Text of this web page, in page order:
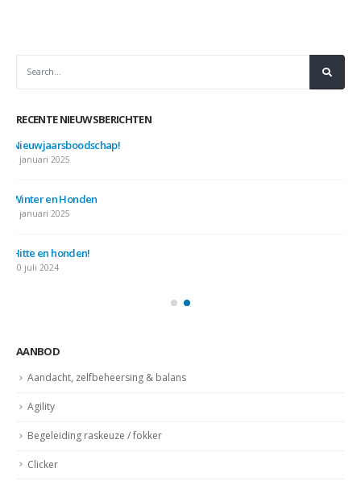
RECENTE NIEUWSBERICHTEN
Nieuwjaarsboodschap!
7 januari 2025
Winter en Honden
7 januari 2025
Hitte en honden!
10 juli 2024
AANBOD
Aandacht, zelfbeheersing & balans
Agility
Begeleiding raskeuze / fokker
Clicker